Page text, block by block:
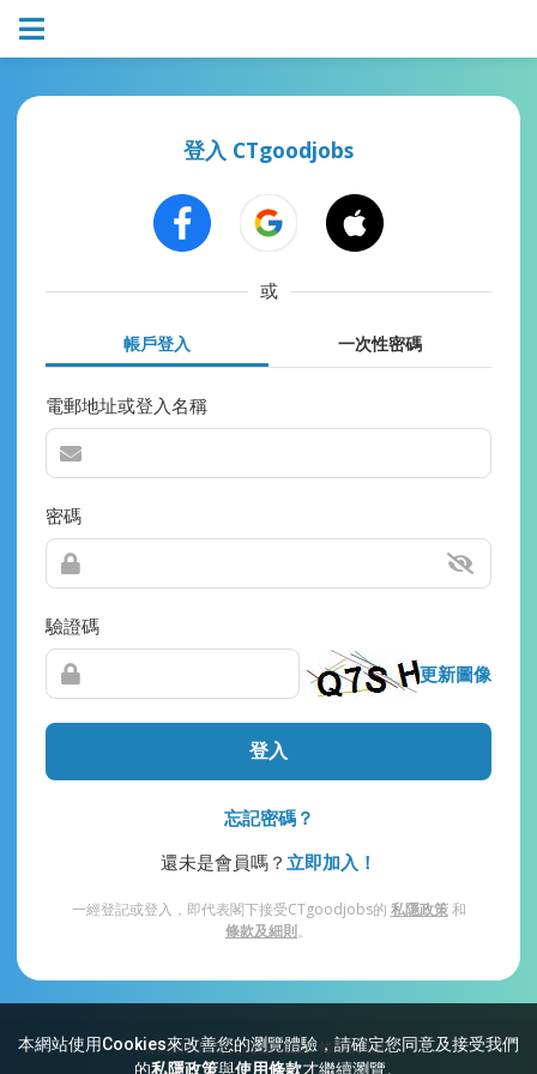
本網站使用Cookies來改善您的瀏覽體驗，請確定您同意及接受我們
的私隱政策與使用條款才繼續瀏覽。
登入 CTgoodjobs
或
帳戶登入 一次性密碼
電郵地址或登入名稱
密碼
驗證碼
更新圖像
登入
忘記密碼？
還未是會員嗎？ 立即加入！
一經登記或登入，即代表閣下接受CTgoodjobs的 私隱政策和
條款及細則。
網站索引 常見問題 私隱 條款及細則